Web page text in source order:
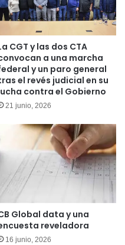
CGT y las dos CTA
a una marcha
y un paro general
el revés judicial en su
contra el Gobierno
21 junio, 2026
Global data y una
reveladora
16 junio, 2026